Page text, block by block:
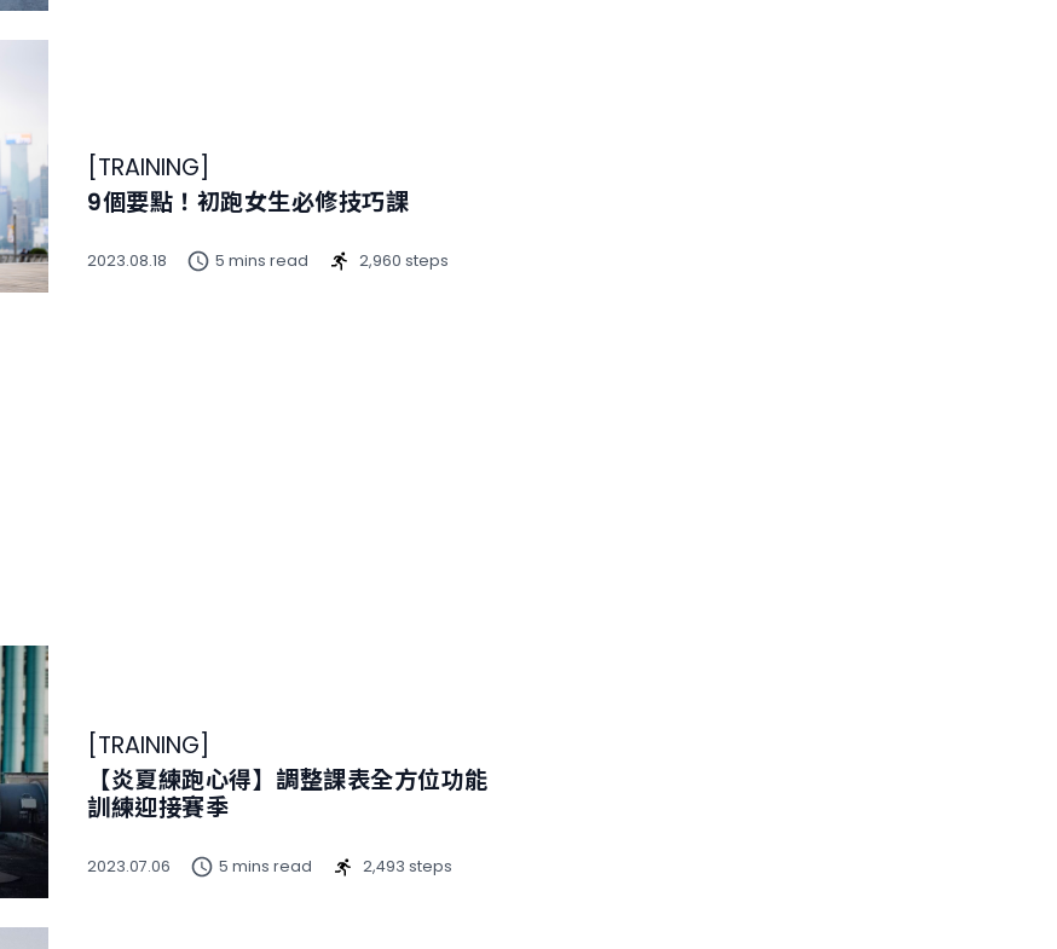
TRAINING
9個要點！初跑女生必修技巧課
2023.08.18 5 mins read 2,960 steps
TRAINING
【炎夏練跑心得】調整課表全方位功能
訓練迎接賽季
2023.07.06 5 mins read 2,493 steps